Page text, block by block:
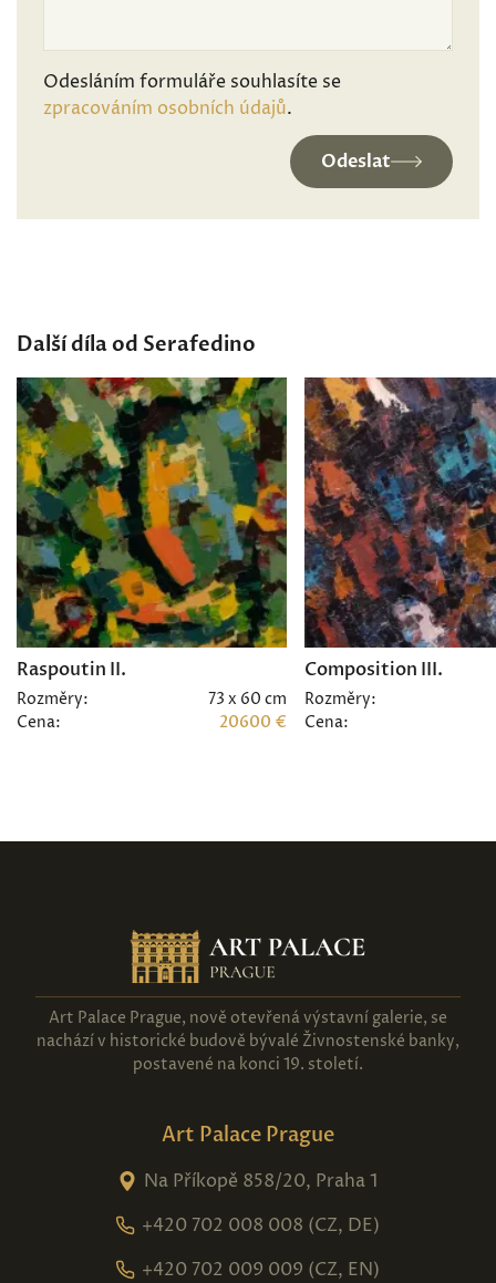
Odesláním formuláře souhlasíte se
zpracováním osobních údajů.
Odeslat
Další díla od Serafedino
Raspoutin II.
Rozměry:
73 x 60 cm
Cena:
20600 €
Composition III.
Rozměry:
Cena:
Art Palace Prague, nově otevřená výstavní galerie, se
nachází v historické budově bývalé Živnostenské banky,
postavené na konci 19. století.
Art Palace Prague
Na Příkopě 858/20, Praha 1
+420 702 008 008 (CZ, DE)
+420 702 009 009 (CZ, EN)